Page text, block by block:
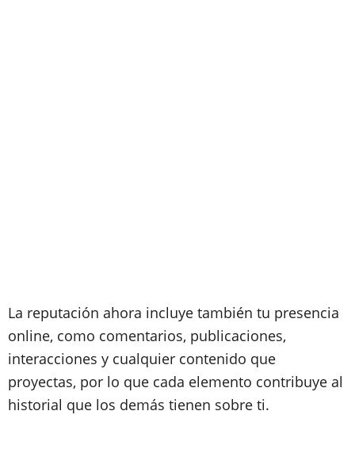
La reputación ahora incluye también tu presencia
online, como comentarios, publicaciones,
interacciones y cualquier contenido que
proyectas, por lo que cada elemento contribuye al
historial que los demás tienen sobre ti.